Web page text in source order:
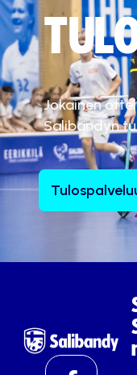
Jokainen
Salibandyn